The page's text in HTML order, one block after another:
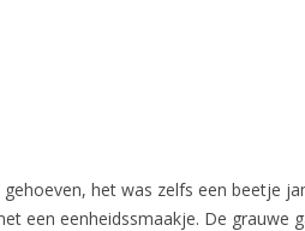
het was zelfs een beetje
een eenheidssmaakje. De grauwe